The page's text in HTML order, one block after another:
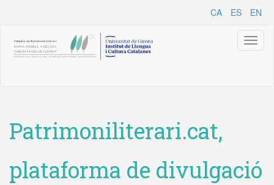
CA ES EN
Patrimoniliterari.cat,
plataforma de divulgació